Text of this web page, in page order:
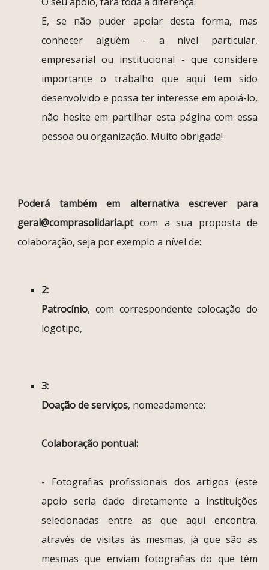
E, se não puder apoiar desta forma, mas
conhecer alguém - a nível particular,
empresarial ou institucional - que considere
importante o trabalho que aqui tem sido
desenvolvido e possa ter interesse em apoiá-lo,
não hesite em partilhar esta página com essa
pessoa ou organização. Muito obrigada!
Poderá também em alternativa escrever para
geral@comprasolidaria.ptcom a sua proposta de
colaboração, seja por exemplo a nível de:
2:
Patrocínio, com correspondente colocação do
logotipo,
3:
Doação de serviços, nomeadamente:
Colaboração pontual:
- Fotografias profissionais dos artigos (este
apoio seria dado diretamente a instituições
selecionadas entre as que aqui encontra,
através de visitas às mesmas, já que são as
mesmas que enviam fotografias do que têm